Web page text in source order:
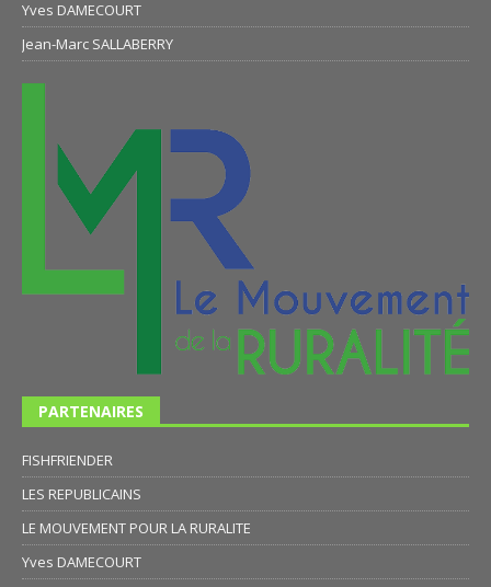
Yves DAMECOURT
Jean-Marc SALLABERRY
PARTENAIRES
FISHFRIENDER
LES REPUBLICAINS
LE MOUVEMENT POUR LA RURALITE
Yves DAMECOURT